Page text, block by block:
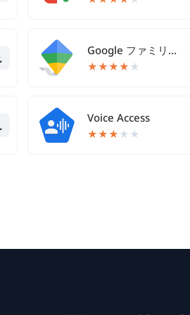
Google ファミリー リンク
★★★★ ★
Voice Access
★★★ ★ ★